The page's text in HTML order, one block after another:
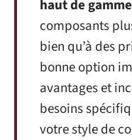
haut de gamme
composants
bien qu’à des
bonne option
avantages et
besoins
votre style de